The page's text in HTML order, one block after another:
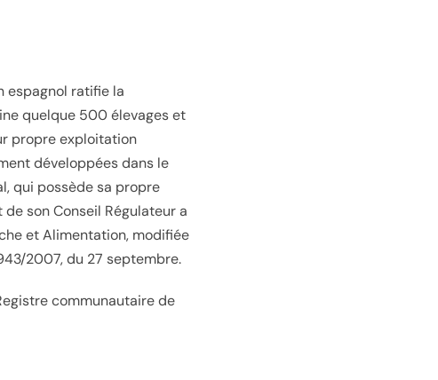
espagnol ratifie la
quelque 500 élevages et
propre exploitation
développées dans le
qui possède sa propre
son Conseil Régulateur a
et Alimentation, modifiée
2007, du 27 septembre.
communautaire de